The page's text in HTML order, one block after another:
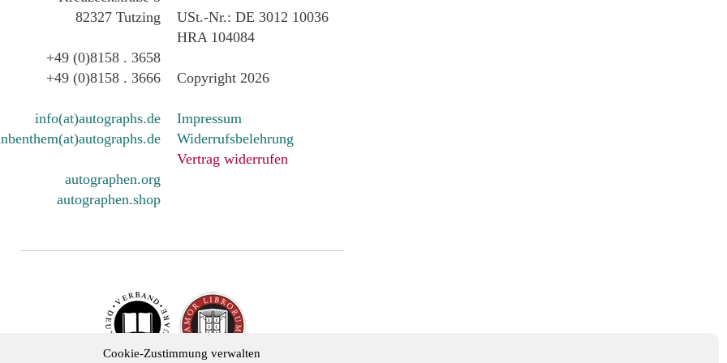
Cookie-Zustimmung verwalten
82327 Tutzing
+49 (0)8158 . 3658
+49 (0)8158 . 3666
info(at)autographs.de
autographen.org
autographen.shop
USt.-Nr.: DE 3012 10036
HRA 104084
Copyright 2026
Impressum
Widerrufsbelehrung
Vertrag widerrufen